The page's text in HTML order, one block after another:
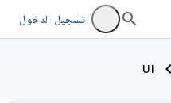
تسجيل الدخول
UI